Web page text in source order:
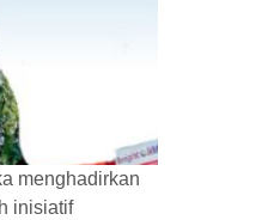
menghadirkan
inisiatif